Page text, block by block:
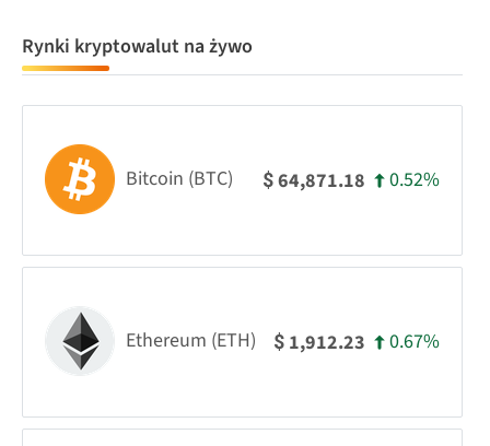
Rynki kryptowalut na żywo
Bitcoin (BTC) $64,871.18 0.52%
Ethereum (ETH) $ 1,912.23 0.67%